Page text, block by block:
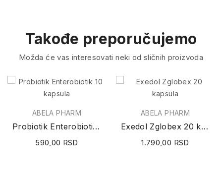
Takođe preporučujemo
Možda će vas interesovati neki od sličnih proizvoda
ABELA PHARM
Probiotik Enterobiotik 10 kapsula
590,00 RSD
ABELA PHARM
Exedol Zglobex 20 kapsula
1.790,00 RSD